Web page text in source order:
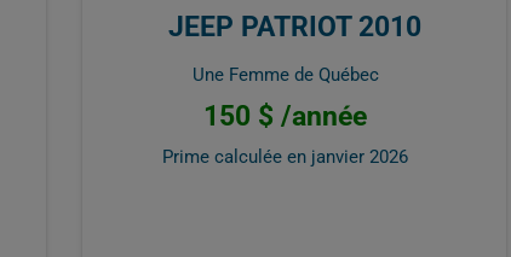
JEEP PATRIOT 2010
Une Femme de Québec
150 $ /année
Prime calculée en janvier 2026